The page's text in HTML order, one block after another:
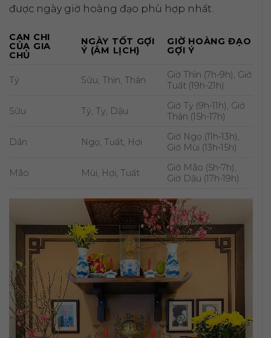
được ngày giờ hoàng đạo phù hợp nhất.
CAN CHI
CỦA GIA
CHỦ
NGÀY TỐT GỢI
Ý (ÂM LỊCH)
GIỜ HOÀNG ĐẠO
GỢI Ý
Tý Sửu, Thìn, Thân
Giờ Thìn (7h-9h), Giờ
Tuất (19h-21h)
Sửu Tý, Tỵ, Dậu
Giờ Tỵ (9h-11h), Giờ
Thân (15h-17h)
Dần Ngọ, Tuất, Hợi
Giờ Ngọ (11h-13h),
Giờ Mùi (13h-15h)
Mão Mùi, Hợi, Tuất
Giờ Mão (5h-7h),
Giờ Dậu (17h-19h)